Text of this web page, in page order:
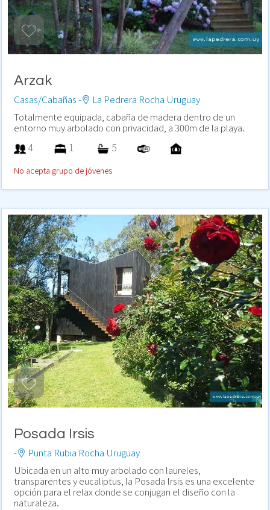
Arzak
Casas/Cabañas -
La Pedrera Rocha Uruguay
Totalmente equipada, cabaña de madera dentro de un
entorno muy arbolado con privacidad, a 300m de la playa.
4 1 5
No acepta grupo de jóvenes
Posada Irsis
-
Punta Rubia Rocha Uruguay
Ubicada en un alto muy arbolado con laureles,
transparentes y eucaliptus, la Posada Irsis es una excelente
opción para el relax donde se conjugan el diseño con la
naturaleza.